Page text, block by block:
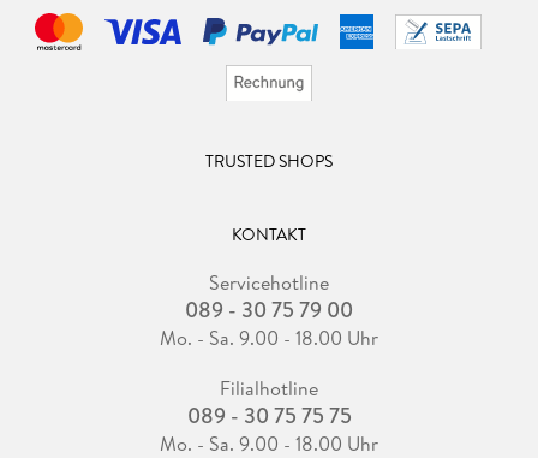
TRUSTED SHOPS
KONTAKT
Servicehotline
089 - 30 75 79 00
Mo. - Sa. 9.00 - 18.00 Uhr
Filialhotline
089 - 30 75 75 75
Mo. - Sa. 9.00 - 18.00 Uhr